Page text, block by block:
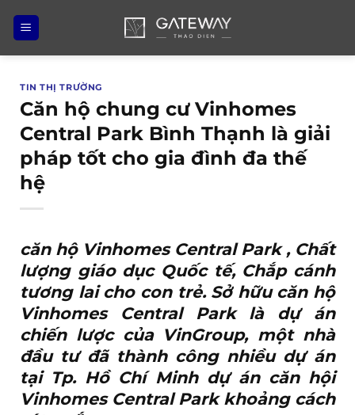
qua
nội
TIN THỊ TRƯỜNG
Căn hộ chung cư Vinhomes
Central Park Bình Thạnh là giải
pháp tốt cho gia đình đa thế
hệ
căn hộ Vinhomes Central Park, Chất
lượng giáo dục Quốc tế, Chắp cánh
tương lai cho con trẻ. Sở hữu căn hộ
Vinhomes Central Parklà dự án
chiến lược của VinGroup, một nhà
đầu tư đã thành công nhiều dự án
tại Tp. Hồ Chí Minh dự án căn hội
Vinhomes Central Park khoảng cách